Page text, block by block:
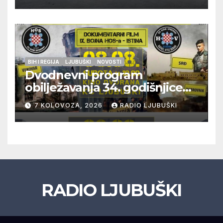
BIH I REGIJA LJUBUŠKI NOVOSTI
Dvodnevni program
obilježavanja 34. godišnjice
pogibije generala Blaža
Kraljevića i osmorice
pripadnika HOS-a
7 KOLOVOZA, 2026 RADIO LJUBUŠKI
RADIO LJUBUŠKI